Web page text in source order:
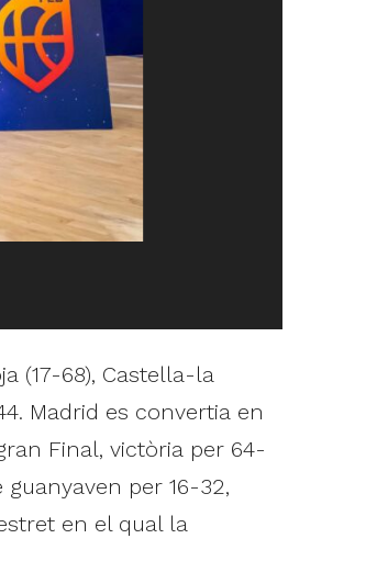
(17-68), Castella-la
Madrid es convertia en
Final, victòria per 64-
per 16-32,
en el qual la